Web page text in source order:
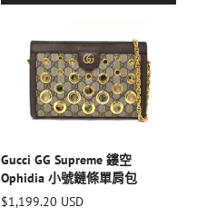
Gucci GG Supreme 鏤空
Ophidia 小號鏈條單肩包
$1,199.20 USD